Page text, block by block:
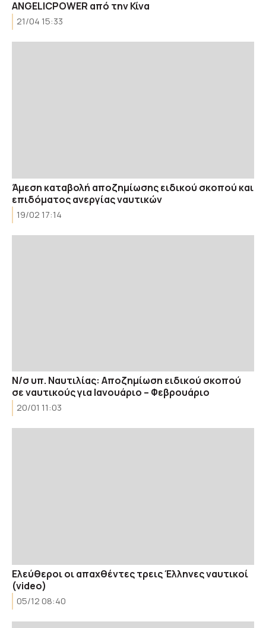
ANGELICPOWER από την Κίνα
21/04 15:33
Άμεση καταβολή αποζημίωσης ειδικού σκοπού και
επιδόματος ανεργίας ναυτικών
19/02 17:14
Ν/σ υπ. Ναυτιλίας: Αποζημίωση ειδικού σκοπού
σε ναυτικούς για Ιανουάριο – Φεβρουάριο
20/01 11:03
Eλεύθεροι οι απαχθέντες τρεις Έλληνες ναυτικοί
(video)
05/12 08:40